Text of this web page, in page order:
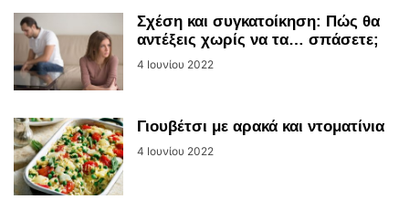
Σχέση και συγκατοίκηση: Πώς θα
αντέξεις χωρίς να τα… σπάσετε;
4 Ιουνίου 2022
Γιουβέτσι με αρακά και ντοματίνια
4 Ιουνίου 2022